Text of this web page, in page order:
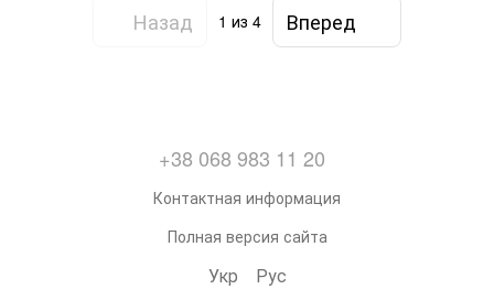
Назад 1 из 4 Вперед
+38 068 983 11 20
Контактная информация
Полная версия сайта
Укр Рус